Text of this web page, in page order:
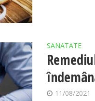
SANATATE
11/08/2021